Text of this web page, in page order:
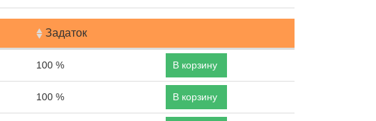
Задаток
100 % В корзину
100 % В корзину